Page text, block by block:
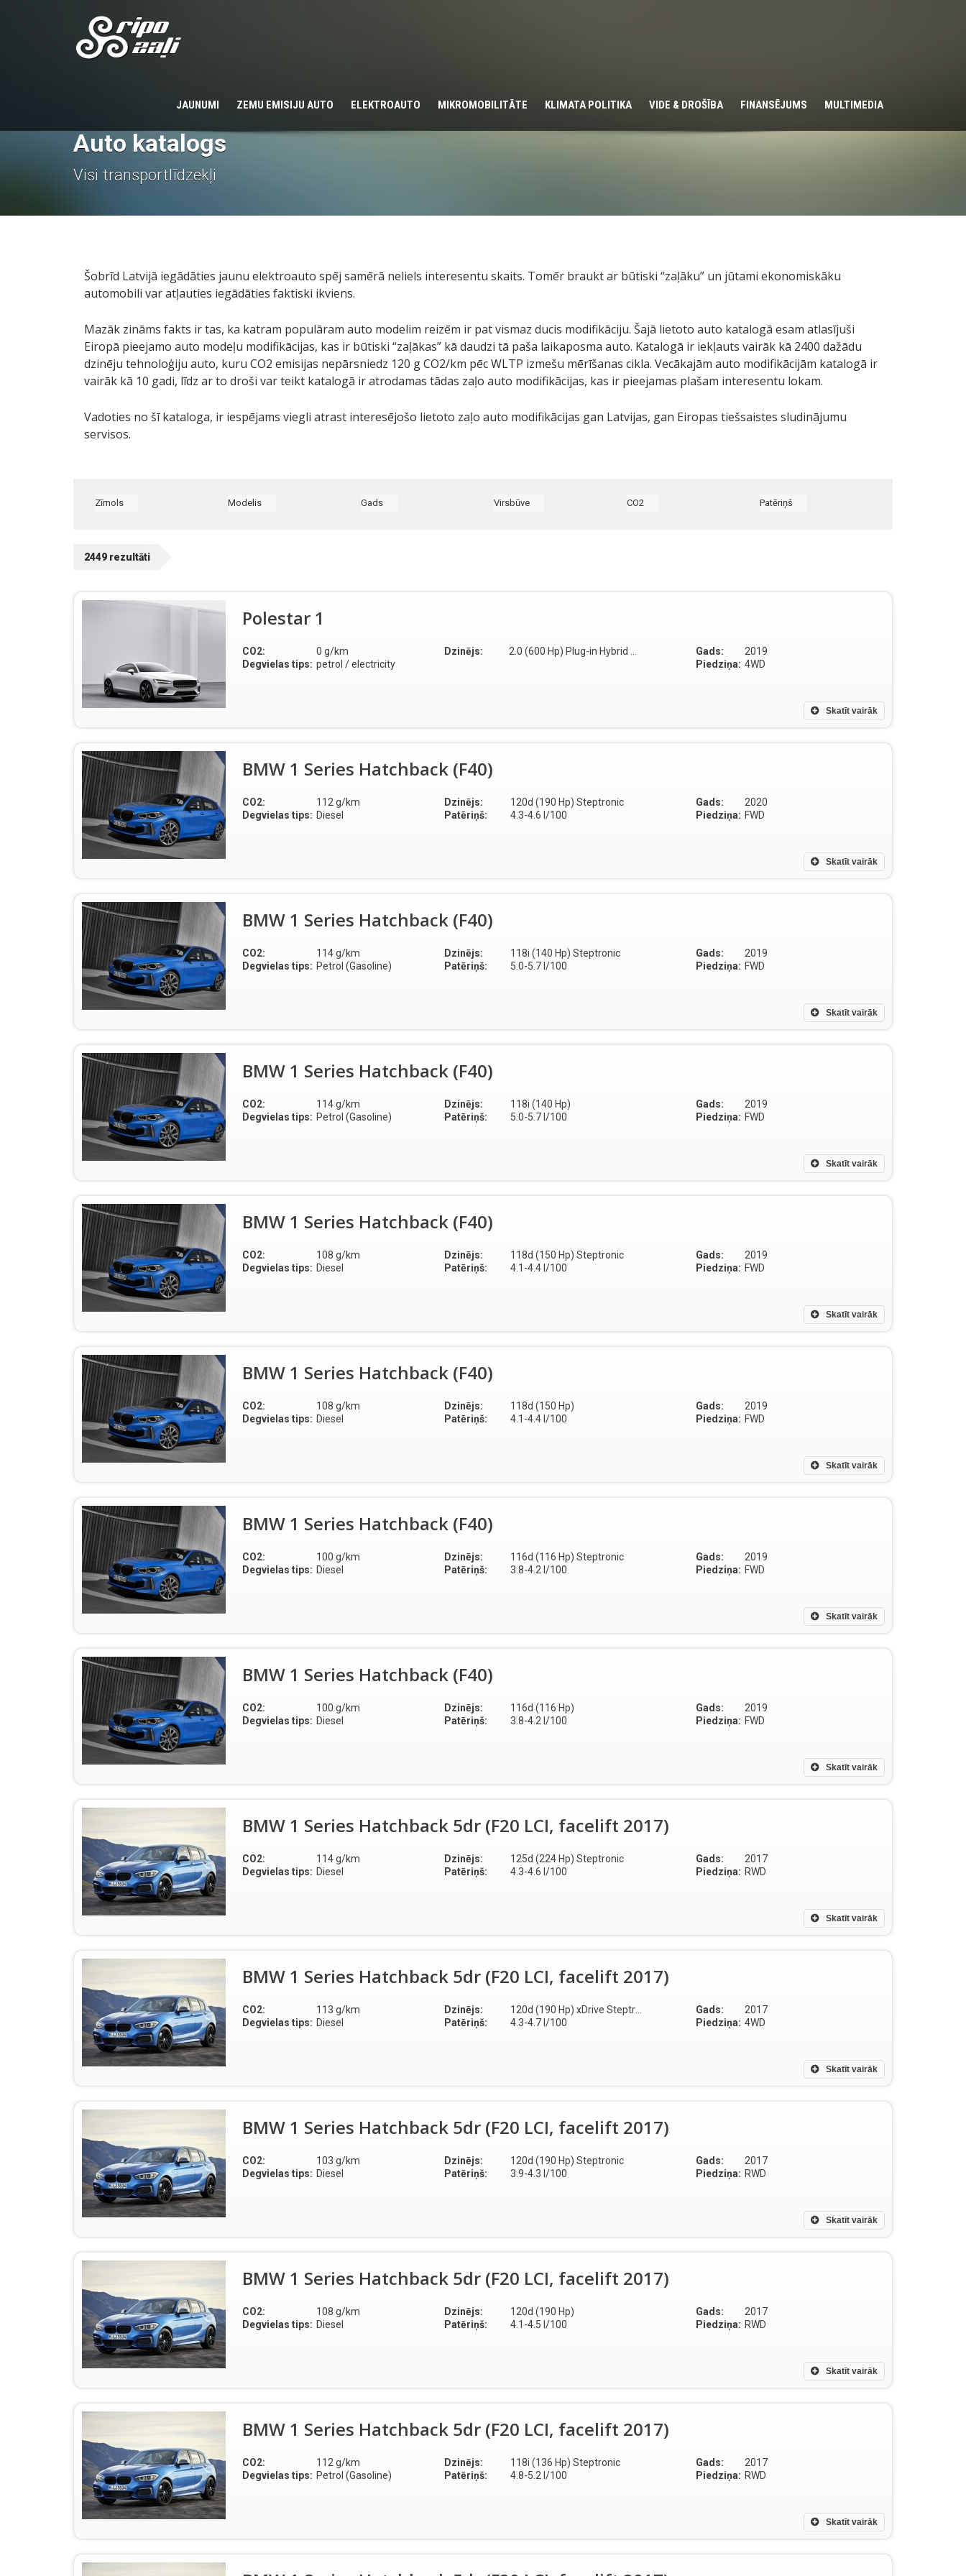
JAUNUMI ZEMU EMISIJU AUTO ELEKTROAUTO MIKROMOBILITĀTE KLIMATA POLITIKA VIDE & DROŠĪBA FINANSĒJUMS MULTIMEDIA
Auto katalogs
Visi transportlīdzekļi
Šobrīd Latvijā iegādāties jaunu elektroauto spēj samērā neliels interesentu skaits. Tomēr braukt ar būtiski “zaļāku” un jūtami ekonomiskāku
automobili var atļauties iegādāties faktiski ikviens.
Mazāk zināms fakts ir tas, ka katram populāram auto modelim reizēm ir pat vismaz ducis modifikāciju. Šajā lietoto auto katalogā esam atlasījuši
Eiropā pieejamo auto modeļu modifikācijas, kas ir būtiski “zaļākas” kā daudzi tā paša laikaposma auto. Katalogā ir iekļauts vairāk kā 2400 dažādu
dzinēju tehnoloģiju auto, kuru CO2 emisijas nepārsniedz 120 g CO2/km pēc WLTP izmešu mērīšanas cikla. Vecākajām auto modifikācijām katalogā ir
vairāk kā 10 gadi, līdz ar to droši var teikt katalogā ir atrodamas tādas zaļo auto modifikācijas, kas ir pieejamas plašam interesentu lokam.
Vadoties no šī kataloga, ir iespējams viegli atrast interesējošo lietoto zaļo auto modifikācijas gan Latvijas, gan Eiropas tiešsaistes sludinājumu
servisos.
Zīmols Modelis Gads Virsbūve CO2 Patēriņš
2449 rezultāti
Polestar 1
CO2:
0 g/km
Degvielas tips: petrol / electricity
Dzinējs: Gads:
2019
Piedziņa: 4WD
Skatīt vairāk
BMW 1 Series Hatchback (F40)
CO2:
112 g/km
Degvielas tips: Diesel
Dzinējs:
120d (190 Hp) Steptronic
Patēriņš:
4.3-4.6 l/100
Gads:
2020
Piedziņa: FWD
Skatīt vairāk
BMW 1 Series Hatchback (F40)
CO2:
114 g/km
Degvielas tips: Petrol (Gasoline)
Dzinējs:
118i (140 Hp) Steptronic
Patēriņš:
5.0-5.7 l/100
Gads:
2019
Piedziņa: FWD
Skatīt vairāk
BMW 1 Series Hatchback (F40)
CO2:
114 g/km
Degvielas tips: Petrol (Gasoline)
Dzinējs:
118i (140 Hp)
Patēriņš:
5.0-5.7 l/100
Gads:
2019
Piedziņa: FWD
Skatīt vairāk
BMW 1 Series Hatchback (F40)
CO2:
108 g/km
Degvielas tips: Diesel
Dzinējs:
118d (150 Hp) Steptronic
Patēriņš:
4.1-4.4 l/100
Gads:
2019
Piedziņa: FWD
Skatīt vairāk
BMW 1 Series Hatchback (F40)
CO2:
108 g/km
Degvielas tips: Diesel
Dzinējs:
118d (150 Hp)
Patēriņš:
4.1-4.4 l/100
Gads:
2019
Piedziņa: FWD
Skatīt vairāk
BMW 1 Series Hatchback (F40)
CO2:
100 g/km
Degvielas tips: Diesel
Dzinējs:
116d (116 Hp) Steptronic
Patēriņš:
3.8-4.2 l/100
Gads:
2019
Piedziņa: FWD
Skatīt vairāk
BMW 1 Series Hatchback (F40)
CO2:
100 g/km
Degvielas tips: Diesel
Dzinējs:
116d (116 Hp)
Patēriņš:
3.8-4.2 l/100
Gads:
2019
Piedziņa: FWD
Skatīt vairāk
BMW 1 Series Hatchback 5dr (F20 LCI, facelift 2017)
CO2:
114 g/km
Degvielas tips: Diesel
Dzinējs:
125d (224 Hp) Steptronic
Patēriņš:
4.3-4.6 l/100
Gads:
2017
Piedziņa: RWD
Skatīt vairāk
BMW 1 Series Hatchback 5dr (F20 LCI, facelift 2017)
CO2:
113 g/km
Degvielas tips: Diesel
Dzinējs:
Patēriņš:
4.3-4.7 l/100
Gads:
2017
Piedziņa: 4WD
Skatīt vairāk
BMW 1 Series Hatchback 5dr (F20 LCI, facelift 2017)
CO2:
103 g/km
Degvielas tips: Diesel
Dzinējs:
120d (190 Hp) Steptronic
Patēriņš:
3.9-4.3 l/100
Gads:
2017
Piedziņa: RWD
Skatīt vairāk
BMW 1 Series Hatchback 5dr (F20 LCI, facelift 2017)
CO2:
108 g/km
Degvielas tips: Diesel
Dzinējs:
120d (190 Hp)
Patēriņš:
4.1-4.5 l/100
Gads:
2017
Piedziņa: RWD
Skatīt vairāk
BMW 1 Series Hatchback 5dr (F20 LCI, facelift 2017)
CO2:
112 g/km
Degvielas tips: Petrol (Gasoline)
Dzinējs:
118i (136 Hp) Steptronic
Patēriņš:
4.8-5.2 l/100
Gads:
2017
Piedziņa: RWD
Skatīt vairāk